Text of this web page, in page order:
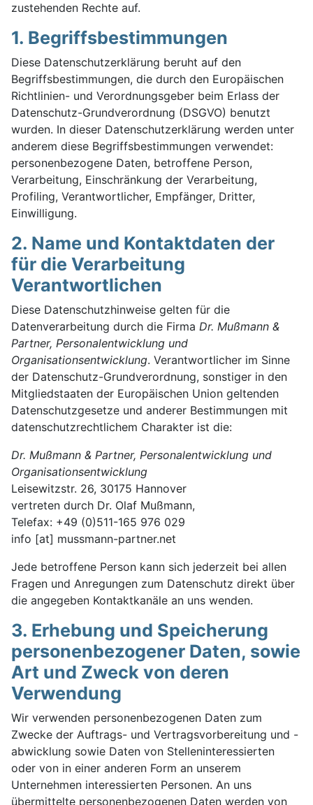
zustehenden Rechte auf.
1. Begriffsbestimmungen
Diese Datenschutzerklärung beruht auf den
Begriffsbestimmungen, die durch den Europäischen
Richtlinien- und Verordnungsgeber beim Erlass der
Datenschutz-Grundverordnung (DSGVO) benutzt
wurden. In dieser Datenschutzerklärung werden unter
anderem diese Begriffsbestimmungen verwendet:
personenbezogene Daten, betroffene Person,
Verarbeitung, Einschränkung der Verarbeitung,
Profiling, Verantwortlicher, Empfänger, Dritter,
Einwilligung.
2. Name und Kontaktdaten der
für die Verarbeitung
Verantwortlichen
Diese Datenschutzhinweise gelten für die
Datenverarbeitung durch die Firma Dr. Mußmann &
Partner, Personalentwicklung und
Organisationsentwicklung. Verantwortlicher im Sinne
der Datenschutz-Grundverordnung, sonstiger in den
Mitgliedstaaten der Europäischen Union geltenden
Datenschutzgesetze und anderer Bestimmungen mit
datenschutzrechtlichem Charakter ist die:
Dr. Mußmann & Partner, Personalentwicklung und
Organisationsentwicklung
Leisewitzstr. 26, 30175 Hannover
vertreten durch Dr. Olaf Mußmann,
Telefax: +49 (0)511-165 976 029
info [at] mussmann-partner.net
Jede betroffene Person kann sich jederzeit bei allen
Fragen und Anregungen zum Datenschutz direkt über
die angegeben Kontaktkanäle an uns wenden.
3. Erhebung und Speicherung
personenbezogener Daten, sowie
Art und Zweck von deren
Verwendung
Wir verwenden personenbezogenen Daten zum
Zwecke der Auftrags- und Vertragsvorbereitung und -
abwicklung sowie Daten von Stelleninteressierten
oder von in einer anderen Form an unserem
Unternehmen interessierten Personen. An uns
übermittelte personenbezogenen Daten werden von